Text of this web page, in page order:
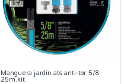
Manguera jardin ats anti-tor.5/8
25m.kit